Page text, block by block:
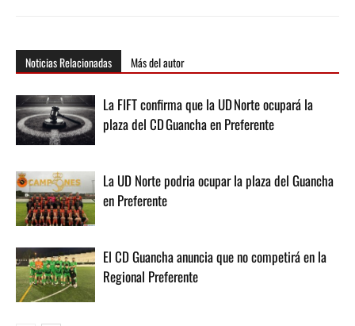
Noticias Relacionadas Más del autor
La FIFT confirma que la UD Norte ocupará la
plaza del CD Guancha en Preferente
La UD Norte podria ocupar la plaza del Guancha
en Preferente
El CD Guancha anuncia que no competirá en la
Regional Preferente